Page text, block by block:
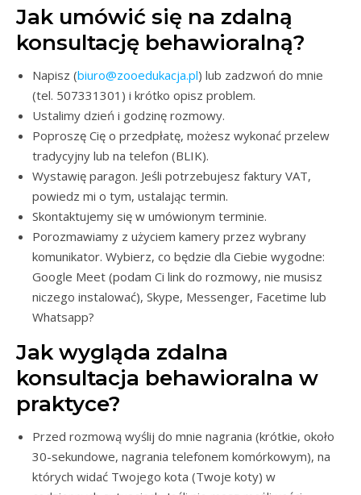
Jak umówić się na zdalną
konsultację behawioralną?
Napisz (biuro@zooedukacja.pl) lub zadzwoń do mnie
(tel. 507331301) i krótko opisz problem.
Ustalimy dzień i godzinę rozmowy.
Poproszę Cię o przedpłatę, możesz wykonać przelew
tradycyjny lub na telefon (BLIK).
Wystawię paragon. Jeśli potrzebujesz faktury VAT,
powiedz mi o tym, ustalając termin.
Skontaktujemy się w umówionym terminie.
Porozmawiamy z użyciem kamery przez wybrany
komunikator. Wybierz, co będzie dla Ciebie wygodne:
Google Meet (podam Ci link do rozmowy, nie musisz
niczego instalować), Skype, Messenger, Facetime lub
Whatsapp?
Jak wygląda zdalna
konsultacja behawioralna w
praktyce?
Przed rozmową wyślij do mnie nagrania (krótkie, około
30-sekundowe, nagrania telefonem komórkowym), na
których widać Twojego kota (Twoje koty) w